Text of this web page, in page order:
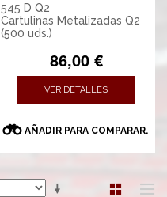
545 D Q2
Cartulinas Metalizadas Q2
(500 uds.)
86,00 €
VER DETALLES
AÑADIR PARA COMPARAR.